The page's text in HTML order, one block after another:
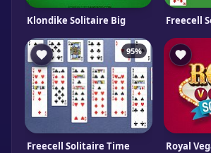
Klondike Solitaire Big
95%
Freecell Solitaire Time Royal